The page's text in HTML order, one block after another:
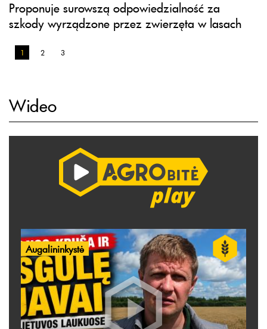
Proponuje surowszą odpowiedzialność za
szkody wyrządzone przez zwierzęta w lasach
1 2 3
Wideo
Augalininkystė